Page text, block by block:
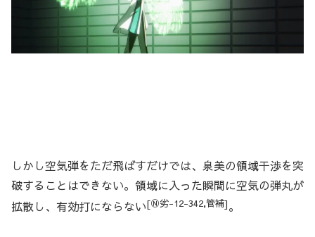
しかし空気弾をただ飛ばすだけでは、泉美の領域干渉を突
破することはできない。領域に入った瞬間に空気の弾丸が
拡散し、有効打にならない[Ⓝ劣-12-342,管補]。